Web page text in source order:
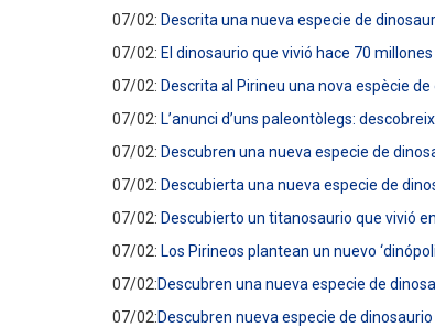
07/02: Descrita una nueva especie de
07/02: El dinosaurio que vivió hace 70
07/02: Descrita al Pirineu una nova espècie
07/02: L’anunci d’uns paleontòlegs:
07/02: Descubren una nueva especie de
07/02: Descubierta una nueva especie de
07/02: Descubierto un titanosaurio que vivió
07/02: Los Pirineos plantean un nuevo
07/02:Descubren una nueva especie de
07/02:Descubren nueva especie de dinosaurio